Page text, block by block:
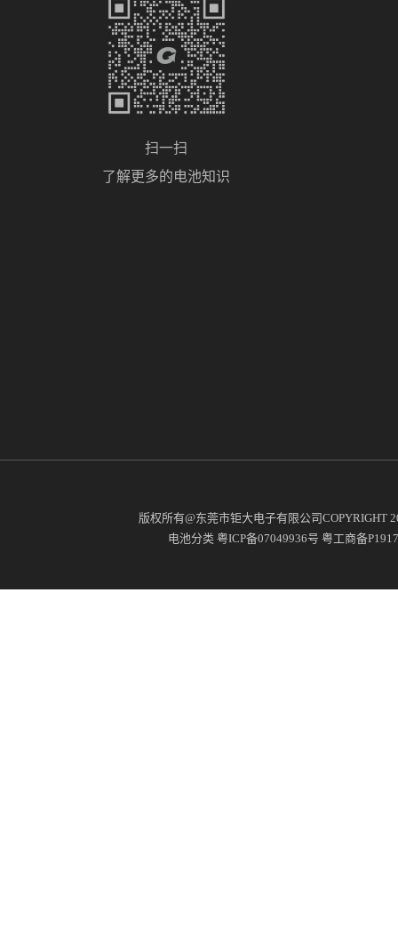
扫一扫
了解更多的电池知识
版权所有@东莞市钜大电子有限公司COPYRIGHT
电池分类 粤ICP备07049936号 粤工商备